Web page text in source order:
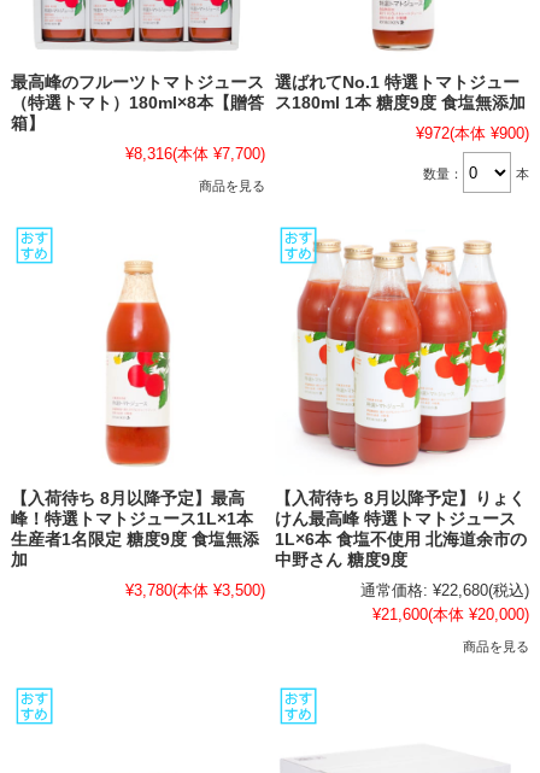
最高峰のフルーツトマトジュース
（特選トマト）180ml×8本【贈答
箱】
¥8,316(本体 ¥7,700)
商品を見る
選ばれてNo.1 特選トマトジュー
ス180ml 1本 糖度9度 食塩無添加
¥972(本体 ¥900)
数量： 本
【入荷待ち 8月以降予定】最高
峰！特選トマトジュース1L×1本
生産者1名限定 糖度9度 食塩無添
加
¥3,780(本体 ¥3,500)
【入荷待ち 8月以降予定】りょく
けん最高峰 特選トマトジュース
1L×6本 食塩不使用 北海道余市の
中野さん 糖度9度
通常価格: ¥22,680(税込)
¥21,600(本体 ¥20,000)
商品を見る